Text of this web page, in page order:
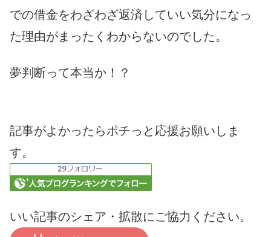
での借金をわざわざ返済していい気分になっ
た理由がまったくわからないのでした。
夢判断って本当か！？
記事がよかったらポチっと応援お願いしま
す。
いい記事のシェア・拡散にご協力ください。